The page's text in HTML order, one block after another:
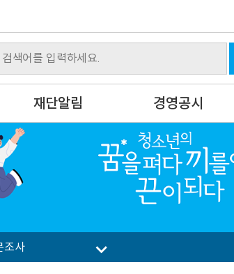
재단알림 경영공시
조사